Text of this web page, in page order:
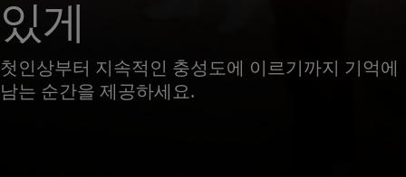
있게
첫인상부터 지속적인 충성도에 이르기까지 기억에
남는 순간을 제공하세요.